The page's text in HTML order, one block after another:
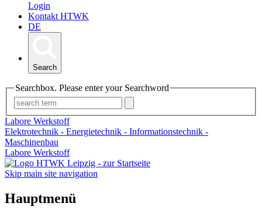
Login
Kontakt HTWK
DE
Search
Searchbox. Please enter your Searchword
Labore Werkstoff
Elektrotechnik - Energietechnik - Informationstechnik -
Maschinenbau
Labore Werkstoff
Skip main site navigation
Hauptmenü